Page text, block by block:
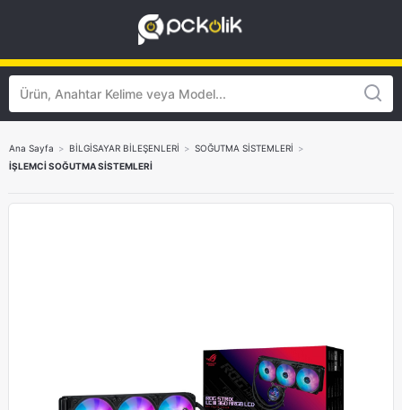
Ana Sayfa > BİLGİSAYAR BİLEŞENLERİ > SOĞUTMA SİSTEMLERİ >
İŞLEMCİ SOĞUTMA SİSTEMLERİ